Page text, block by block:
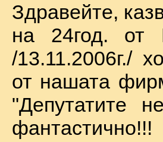
Здравейте,
на 24год. от
/13.11.2006г./
от нашата
"Депутатите